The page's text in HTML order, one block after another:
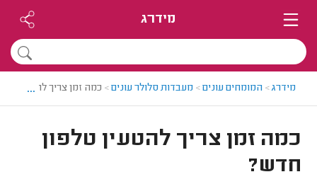
מידרג
מידרג> המומחים עונים> מעבדות סלולר עונים> כמה זמן צריך להטעין
...
כמה זמן צריך להטעין טלפון
חדש?